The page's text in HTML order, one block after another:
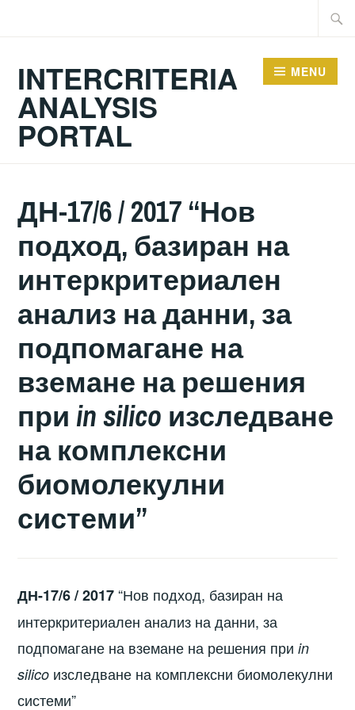
INTERCRITERIA
ANALYSIS
PORTAL
MENU
ДН-17/6 / 2017 “Нов
подход, базиран на
интеркритериален
анализ на данни, за
подпомагане на
вземане на решения
приin silico изследване
на комплексни
биомолекулни
системи”
ДН-17/6 / 2017“Нов подход, базиран на
интеркритериален анализ на данни, за
подпомагане на вземане на решения приin
silico изследване на комплексни биомолекулни
системи”